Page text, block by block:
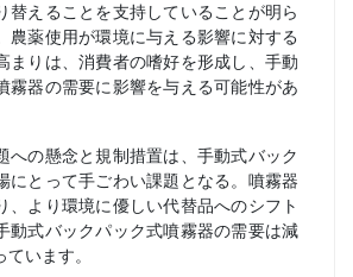
替えることを支持していることが明ら
農薬使用が環境に与える影響に対する
まりは、消費者の嗜好を形成し、手動
霧器の需要に影響を与える可能性があ
への懸念と規制措置は、手動式バック
にとって手ごわい課題となる。噴霧器
、より環境に優しい代替品へのシフト
動式バックパック式噴霧器の需要は減
います。